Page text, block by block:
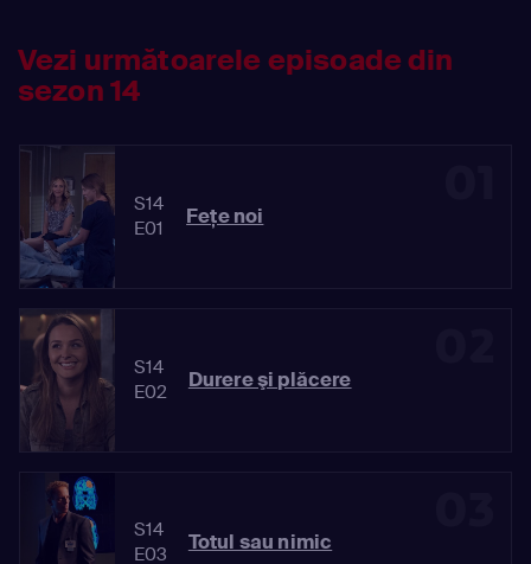
Vezi următoarele episoade din
sezon 14
S14
E01
Feţe noi
S14
E02
Durere şi plăcere
S14
E03
Totul sau nimic